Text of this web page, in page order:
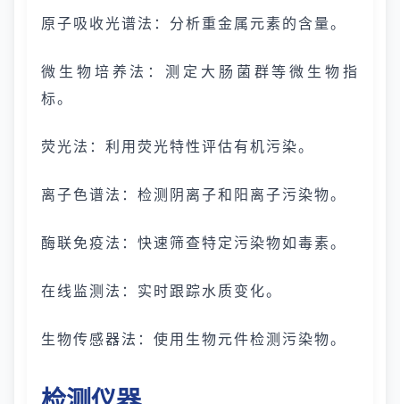
原子吸收光谱法：分析重金属元素的含量。
微生物培养法：测定大肠菌群等微生物指
标。
荧光法：利用荧光特性评估有机污染。
离子色谱法：检测阴离子和阳离子污染物。
酶联免疫法：快速筛查特定污染物如毒素。
在线监测法：实时跟踪水质变化。
生物传感器法：使用生物元件检测污染物。